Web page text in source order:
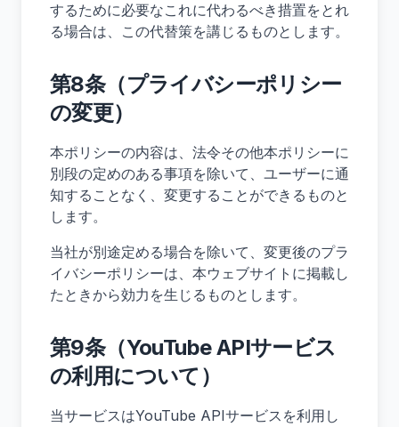
するために必要なこれに代わるべき措置をとれ
る場合は、この代替策を講じるものとします。
第8条（プライバシーポリシー
の変更）
本ポリシーの内容は、法令その他本ポリシーに
別段の定めのある事項を除いて、ユーザーに通
知することなく、変更することができるものと
します。
当社が別途定める場合を除いて、変更後のプラ
イバシーポリシーは、本ウェブサイトに掲載し
たときから効力を生じるものとします。
第9条（YouTube APIサービス
の利用について）
当サービスはYouTube APIサービスを利用し